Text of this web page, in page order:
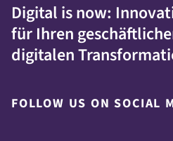
Digital is now:
für Ihren
digitalen
FOLLOW US ON SOCIAL